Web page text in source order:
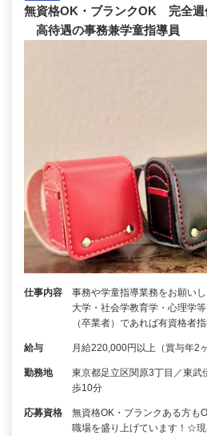
無資格OK・ブランクOK 完全週
高待遇の事務兼学童指導員
仕事内容
事務や学童指導業務をお願い
大学・社会学教育学・心理学
（卒業者）であれば有資格者
給与 月給220,000円以上（賞与年2ヶ
勤務地
東京都足立区関原3丁目／東武
歩10分
応募資格
無資格OK・ブランクある方
職場を盛り上げています！☆